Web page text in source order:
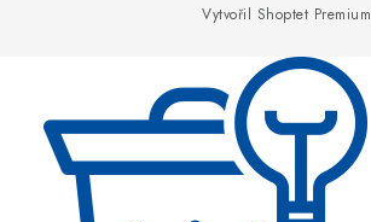
Vytvořil Shoptet Premium